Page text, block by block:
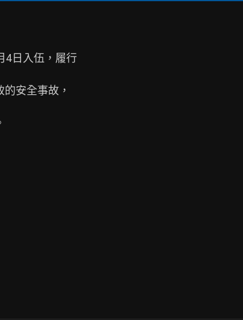
4日入伍，履行
安全事故，